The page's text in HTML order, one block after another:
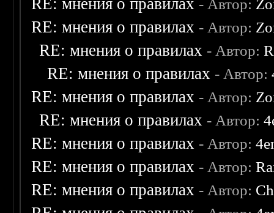
RE: мнения о правилах - Автор:
RE: мнения о правилах - Автор:
RE: мнения о правилах - Автор:
RE: мнения о правилах - Автор:
RE: мнения о правилах - Автор:
RE: мнения о правилах - Автор:
RE: мнения о правилах - Автор:
RE: мнения о правилах - Автор:
RE: мнения о правилах - Автор: